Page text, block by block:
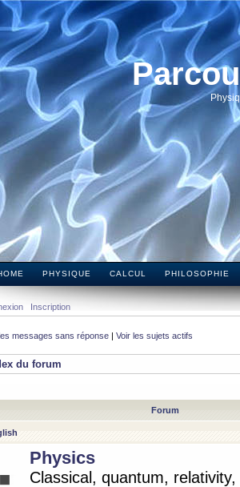
PHYSIQUE CALCUL PHILOSOPHIE
Inscription
messages sans réponse | Voir les sujets actifs
du forum
Forum
Physics
Classical, quantum,